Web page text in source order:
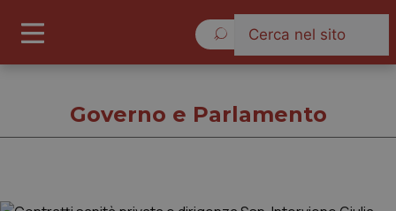
Governo e Parlamento